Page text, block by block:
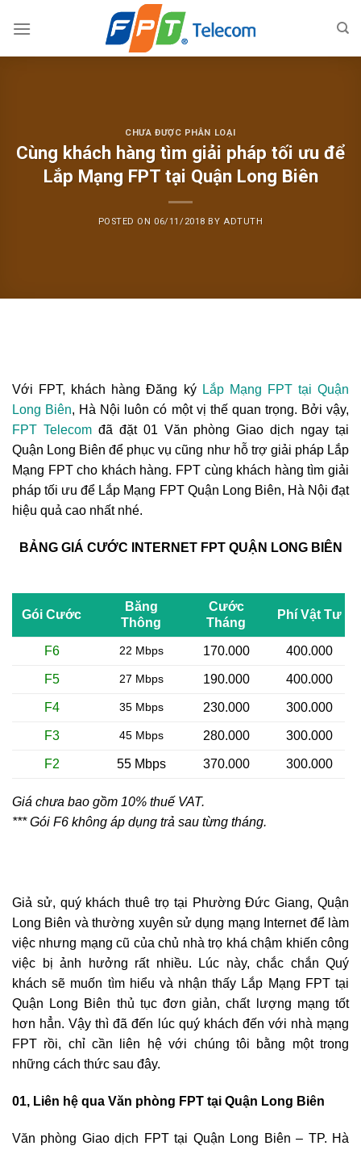
CHƯA ĐƯỢC PHÂN LOẠI
Cùng khách hàng tìm giải pháp tối ưu để
Lắp Mạng FPT tại Quận Long Biên
POSTED ON 06/11/2018 BYADTUTH
Với FPT, khách hàng Đăng ký Lắp Mạng FPT tại Quận
Long Biên, Hà Nội luôn có một vị thế quan trọng. Bởi vậy,
FPT Telecomđã đặt 01 Văn phòng Giao dịch ngay tại
Quận Long Biên để phục vụ cũng như hỗ trợ giải pháp Lắp
Mạng FPT cho khách hàng. FPT cùng khách hàng tìm giải
pháp tối ưu để Lắp Mạng FPT Quận Long Biên, Hà Nội đạt
hiệu quả cao nhất nhé.
BẢNG GIÁ CƯỚC INTERNET FPT QUẬN LONG BIÊN
Gói Cước
Băng
Thông
Cước
Tháng
Phí Vật Tư
F6 22 Mbps 170.000 400.000
F5 27 Mbps 190.000 400.000
F4 35 Mbps 230.000 300.000
F3 45 Mbps 280.000 300.000
F2 55 Mbps 370.000 300.000
Giá chưa bao gồm 10% thuế VAT.
*** Gói F6 không áp dụng trả sau từng tháng.
Giả sử, quý khách thuê trọ tại Phường Đức Giang, Quận
Long Biên và thường xuyên sử dụng mạng Internet để làm
việc nhưng mạng cũ của chủ nhà trọ khá chậm khiến công
việc bị ảnh hưởng rất nhiều. Lúc này, chắc chắn Quý
khách sẽ muốn tìm hiểu và nhận thấy Lắp Mạng FPT tại
Quận Long Biên thủ tục đơn giản, chất lượng mạng tốt
hơn hẳn. Vậy thì đã đến lúc quý khách đến với nhà mạng
FPT rồi, chỉ cần liên hệ với chúng tôi bằng một trong
những cách thức sau đây.
01, Liên hệ qua Văn phòng FPT tại Quận Long Biên
Văn phòng Giao dịch FPT tại Quận Long Biên – TP. Hà